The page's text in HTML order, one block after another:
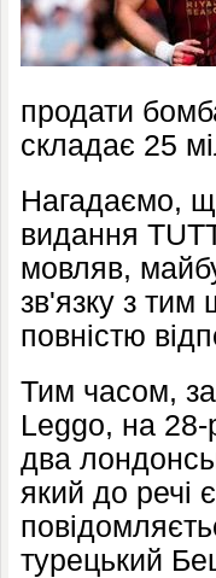
продати
складає 25
Нагадаємо,
видання
мовляв,
зв'язку з тим
повністю
Тим часом,
Leggo, на 28-
два
який до речі
турецький